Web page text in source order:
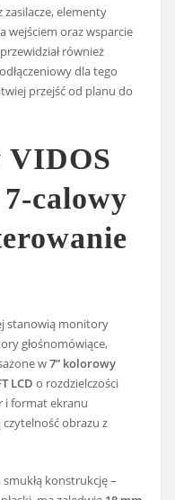
elementy
wejściem oraz wsparcie
również
dla tego
przejść od planu do
calowy
stanowią monitory
głośnomówiące,
w7” kolorowy
LCD o rozdzielczości
i format ekranu
czytelność obrazu z
konstrukcję –